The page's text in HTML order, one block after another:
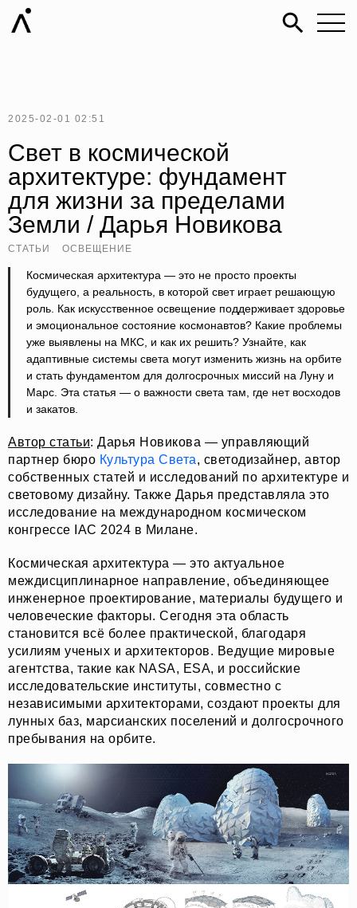
2025-02-01 02:51
Свет в космической
архитектуре: фундамент
для жизни за пределами
Земли / Дарья Новикова
СТАТЬИ ОСВЕЩЕНИЕ
Космическая архитектура — это не просто проекты
будущего, а реальность, в которой свет играет решающую
роль. Как искусственное освещение поддерживает здоровье
и эмоциональное состояние космонавтов? Какие проблемы
уже выявлены на МКС, и как их решить? Узнайте, как
адаптивные системы света могут изменить жизнь на орбите
и стать фундаментом для долгосрочных миссий на Луну и
Марс. Эта статья — о важности света там, где нет восходов
и закатов.
Автор статьи: Дарья Новикова — управляющий
партнер бюро Культура Света, светодизайнер, автор
собственных статей и исследований по архитектуре и
световому дизайну. Также Дарья представляла это
исследование на международном космическом
конгрессе IAC 2024 в Милане.
Космическая архитектура — это актуальное
междисциплинарное направление, объединяющее
инженерное проектирование, материалы будущего и
человеческие факторы. Сегодня эта область
становится всё более практической, благодаря
усилиям ученых и архитекторов. Ведущие мировые
агентства, такие как NASA, ESA, и российские
исследовательские институты, совместно с
независимыми архитекторами, создают проекты для
лунных баз, марсианских поселений и долгосрочного
пребывания на орбите.